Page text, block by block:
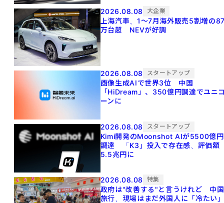
2026.08.08 大企業
上海汽車、1～7月海外販売5割増の
万台超 NEVが好調
2026.08.08 スタートアップ
画像生成AIで世界3位 中国
「HiDream」、350億円調達でユニ
ーンに
2026.08.08 スタートアップ
Kimi開発のMoonshot AIが5500億円
調達 「K3」投入で存在感、評価額
5.5兆円に
2026.08.08 特集
政府は"改善する"と言うけれど 中国
旅行、現場はまだ外国人に「冷たい